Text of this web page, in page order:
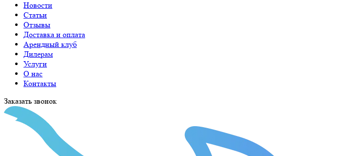
Новости
Статьи
Отзывы
Доставка и оплата
Арендный клуб
Дилерам
Услуги
О нас
Контакты
Заказать звонок